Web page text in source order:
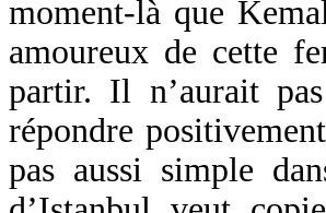
moment-là que
amoureux de cette
partir. Il n’aurait
répondre
pas aussi simple